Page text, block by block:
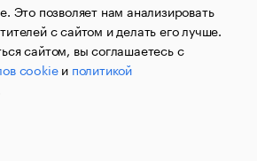
1995–2026.Сообщения
агентства «РБК»
службой по надзору в сфере
технологий и массовых
09.12.2015 за номером ИА
пометкой «РБК». Отдельные
информацию,
пользователей
Это позволяет нам анализировать
с сайтом и делать его лучше.
сайтом, вы соглашаетесь с
cookieи политикой